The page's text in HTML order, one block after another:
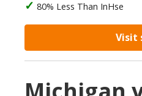
80% Less Than InHse
Visit